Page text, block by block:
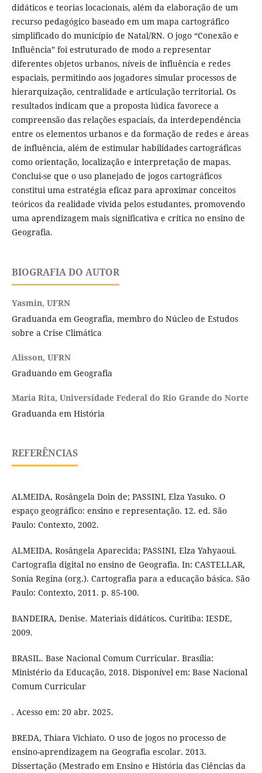
didáticos e teorias locacionais, além da elaboração de um
recurso pedagógico baseado em um mapa cartográfico
simplificado do município de Natal/RN. O jogo “Conexão e
Influência” foi estruturado de modo a representar
diferentes objetos urbanos, níveis de influência e redes
espaciais, permitindo aos jogadores simular processos de
hierarquização, centralidade e articulação territorial. Os
resultados indicam que a proposta lúdica favorece a
compreensão das relações espaciais, da interdependência
entre os elementos urbanos e da formação de redes e áreas
de influência, além de estimular habilidades cartográficas
como orientação, localização e interpretação de mapas.
Conclui-se que o uso planejado de jogos cartográficos
constitui uma estratégia eficaz para aproximar conceitos
teóricos da realidade vivida pelos estudantes, promovendo
uma aprendizagem mais significativa e crítica no ensino de
Geografia.
BIOGRAFIA DO AUTOR
Yasmin, UFRN
Graduanda em Geografia, membro do Núcleo de Estudos
sobre a Crise Climática
Alisson, UFRN
Graduando em Geografia
Maria Rita, Universidade Federal do Rio Grande do Norte
Graduanda em História
REFERÊNCIAS
ALMEIDA, Rosângela Doin de; PASSINI, Elza Yasuko. O
espaço geográfico: ensino e representação. 12. ed. São
Paulo: Contexto, 2002.
ALMEIDA, Rosângela Aparecida; PASSINI, Elza Yahyaoui.
Cartografia digital no ensino de Geografia. In: CASTELLAR,
Sonia Regina (org.). Cartografia para a educação básica. São
Paulo: Contexto, 2011. p. 85-100.
BANDEIRA, Denise. Materiais didáticos. Curitiba: IESDE,
2009.
BRASIL. Base Nacional Comum Curricular. Brasília:
Ministério da Educação, 2018. Disponível em: Base Nacional
Comum Curricular
. Acesso em: 20 abr. 2025.
BREDA, Thiara Vichiato. O uso de jogos no processo de
ensino-aprendizagem na Geografia escolar. 2013.
Dissertação (Mestrado em Ensino e História das Ciências da